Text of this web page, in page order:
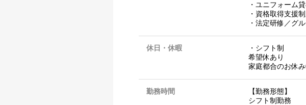
・ユニフォーム
・資格取得支援
・法定研修／グ
休日・休暇
・シフト制
希望休あり
家庭都合のお休
勤務時間
【勤務形態】
シフト制勤務